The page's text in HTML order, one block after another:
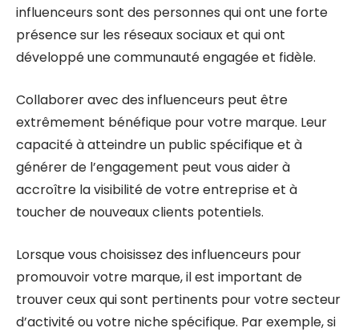
influenceurs sont des personnes qui ont une forte
présence sur les réseaux sociaux et qui ont
développé une communauté engagée et fidèle.
Collaborer avec des influenceurs peut être
extrêmement bénéfique pour votre marque. Leur
capacité à atteindre un public spécifique et à
générer de l’engagement peut vous aider à
accroître la visibilité de votre entreprise et à
toucher de nouveaux clients potentiels.
Lorsque vous choisissez des influenceurs pour
promouvoir votre marque, il est important de
trouver ceux qui sont pertinents pour votre secteur
d’activité ou votre niche spécifique. Par exemple, si